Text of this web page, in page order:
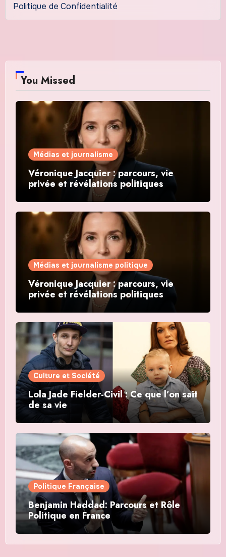
Politique de Confidentialité
You Missed
Médias et journalisme
Véronique Jacquier : parcours, vie
privée et révélations politiques
Médias et journalisme politique
Véronique Jacquier : parcours, vie
privée et révélations politiques
Culture et Société
Lola Jade Fielder-Civil : Ce que l’on sait
de sa vie
Politique Française
Benjamin Haddad: Parcours et Rôle
Politique en France